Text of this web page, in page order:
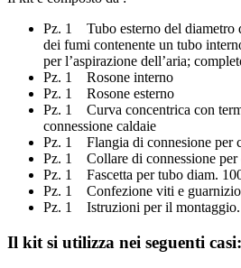
Pz. 1 Tubo esterno del diametro
dei fumi contenente un tubo
per l’aspirazione dell’aria;
Pz. 1 Rosone interno
Pz. 1 Rosone esterno
Pz. 1 Curva concentrica con
connessione caldaie
Pz. 1 Flangia di connesione per
Pz. 1 Collare di connessione per
Pz. 1 Fascetta per tubo diam.
Pz. 1 Confezione viti e
Pz. 1 Istruzioni per il montaggio.
Il kit si utilizza nei seguenti casi: